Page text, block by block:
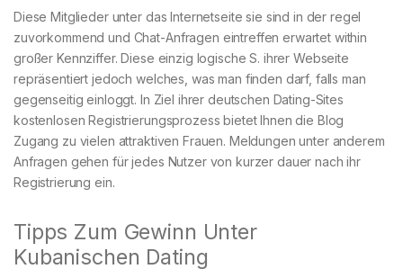
Diese Mitglieder unter das Internetseite sie sind in der regel
zuvorkommend und Chat-Anfragen eintreffen erwartet within
großer Kennziffer. Diese einzig logische S. ihrer Webseite
repräsentiert jedoch welches, was man finden darf, falls man
gegenseitig einloggt. In Ziel ihrer deutschen Dating-Sites
kostenlosen Registrierungsprozess bietet Ihnen die Blog
Zugang zu vielen attraktiven Frauen. Meldungen unter anderem
Anfragen gehen für jedes Nutzer von kurzer dauer nach ihr
Registrierung ein.
Tipps Zum Gewinn Unter
Kubanischen Dating